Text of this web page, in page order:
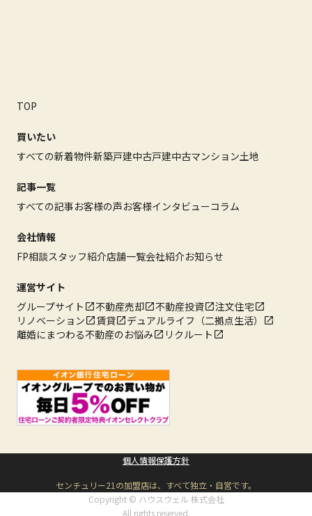
TOP
買いたい
すべての新着物件新築戸建中古戸建中古マンション土地
記事一覧
すべての記事お客様の声お客様インタビューコラム
会社情報
FP相談スタッフ紹介店舗一覧会社紹介お知らせ
運営サイト
グループサイト
不動産売却 不動産投資
注文住宅
リノベーション
賃貸
デュアルライフ（二拠点生活）
離婚にまつわる不動産のお悩み
リクルート
個人情報保護方針
センチュリー21の加盟店は、すべて独立・自営です。
Copyright © ハウスウェル 株式会社
All rights reserved.